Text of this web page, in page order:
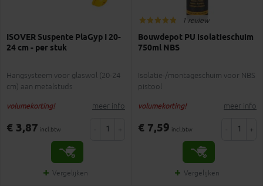
ISOVER Suspente PlaGyp I 20-
24 cm - per stuk
Hangsysteem voor glaswol (20-24
cm) aan metalstuds
volumekorting! meer info
€ 3,87 incl.btw - +
Vergelijken
1 review
Bouwdepot PU isolatieschuim
750ml NBS
Isolatie-/montageschuim voor NBS
pistool
volumekorting! meer info
€ 7,59 incl.btw - +
Vergelijken